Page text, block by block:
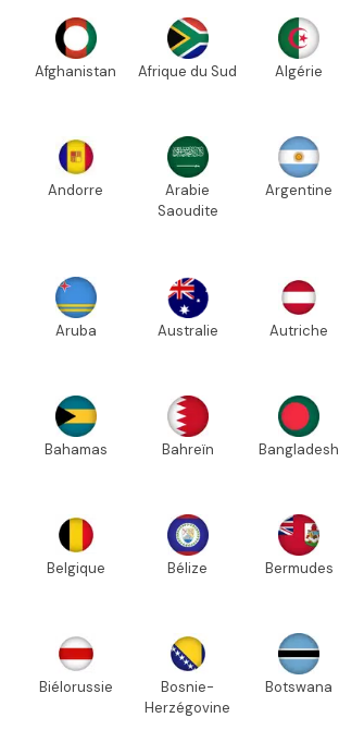
Afghanistan Afrique du Sud Algérie
Andorre
Arabie
Saoudite
Argentine
Aruba Australie Autriche
Bahamas Bahreïn Bangladesh
Belgique Bélize Bermudes
Biélorussie
Bosnie-
Herzégovine
Botswana